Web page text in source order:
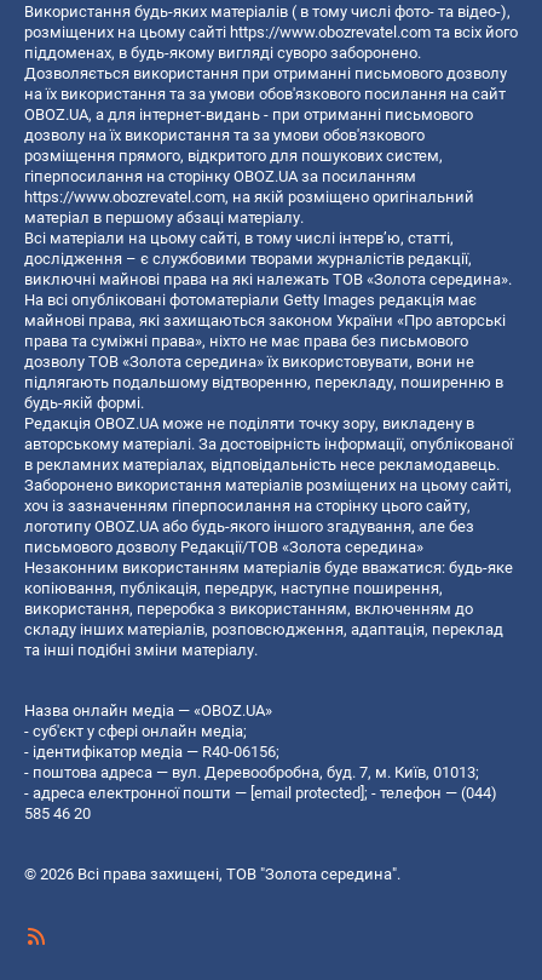
Використання будь-яких матеріалів ( в тому числі фото- та відео-),
розміщених на цьому сайті https://www.obozrevatel.com та всіх його
піддоменах, в будь-якому вигляді суворо заборонено.
Дозволяється використання при отриманні письмового дозволу
на їх використання та за умови обов'язкового посилання на сайт
OBOZ.UA, а для інтернет-видань - при отриманні письмового
дозволу на їх використання та за умови обов'язкового
розміщення прямого, відкритого для пошукових систем,
гіперпосилання на сторінку OBOZ.UA за посиланням
https://www.obozrevatel.com, на якій розміщено оригінальний
матеріал в першому абзаці матеріалу.
Всі матеріали на цьому сайті, в тому числі інтерв’ю, статті,
дослідження – є службовими творами журналістів редакції,
виключні майнові права на які належать ТОВ «Золота середина».
На всі опубліковані фотоматеріали Getty Images редакція має
майнові права, які захищаються законом України «Про авторські
права та суміжні права», ніхто не має права без письмового
дозволу ТОВ «Золота середина» їх використовувати, вони не
підлягають подальшому відтворенню, перекладу, поширенню в
будь-якій формі.
Редакція OBOZ.UA може не поділяти точку зору, викладену в
авторському матеріалі. За достовірність інформації, опублікованої
в рекламних матеріалах, відповідальність несе рекламодавець.
Заборонено використання матеріалів розміщених на цьому сайті,
хоч із зазначенням гіперпосилання на сторінку цього сайту,
логотипу OBOZ.UA або будь-якого іншого згадування, але без
письмового дозволу Редакції/ТОВ «Золота середина»
Незаконним використанням матеріалів буде вважатися: будь-яке
копiювання, публiкацiя, передрук, наступне поширення,
використання, переробка з використанням, включенням до
складу інших матеріалів, розповсюдження, адаптація, переклад
та інші подібні зміни матеріалу.
Назва онлайн медіа — «OBOZ.UA»
- суб'єкт у сфері онлайн медіа;
- ідентифікатор медіа — R40-06156;
- поштова адреса — вул. Деревообробна, буд. 7, м. Київ, 01013;
- адреса електронної пошти — [email protected]; - телефон — (044)
585 46 20
© 2026 Всі права захищені, ТОВ "Золота середина".